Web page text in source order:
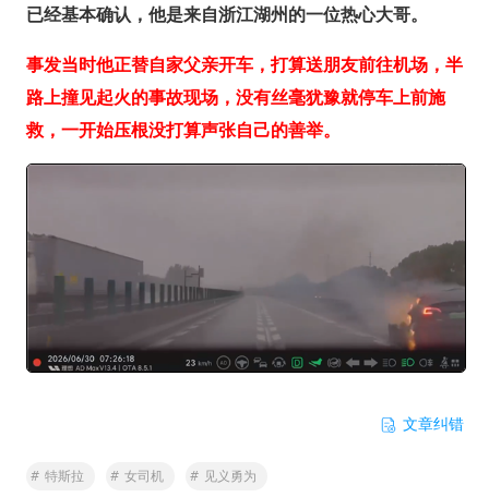
已经基本确认，他是来自浙江湖州的一位热心大哥。
事发当时他正替自家父亲开车，打算送朋友前往机场，半
路上撞见起火的事故现场，没有丝毫犹豫就停车上前施
救，一开始压根没打算声张自己的善举。
文章纠错
# 特斯拉 # 女司机 # 见义勇为